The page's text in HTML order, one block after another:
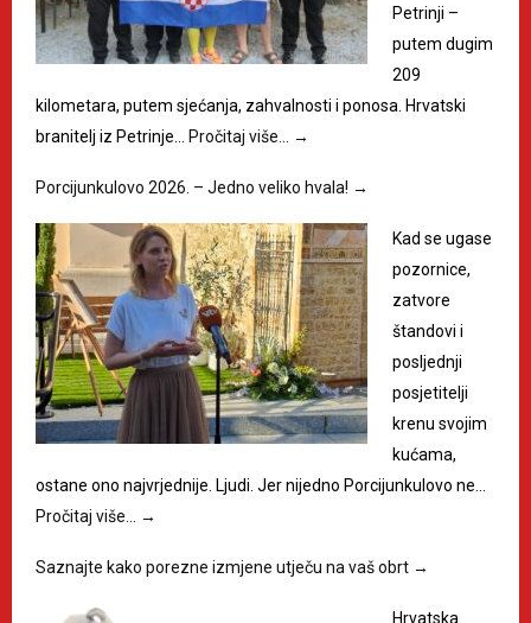
Petrinji –
putem dugim
209
kilometara, putem sjećanja, zahvalnosti i ponosa. Hrvatski
branitelj iz Petrinje… Pročitaj više… →
Porcijunkulovo 2026. – Jedno veliko hvala! →
Kad se ugase
pozornice,
zatvore
štandovi i
posljednji
posjetitelji
krenu svojim
kućama,
ostane ono najvrjednije. Ljudi. Jer nijedno Porcijunkulovo ne…
Pročitaj više… →
Saznajte kako porezne izmjene utječu na vaš obrt →
Hrvatska